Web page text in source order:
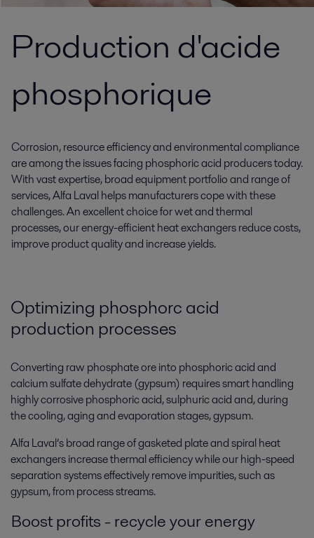
Production d'acide
phosphorique
Corrosion, resource efficiency and environmental compliance
are among the issues facing phosphoric acid producers today.
With vast expertise, broad equipment portfolio and range of
services, Alfa Laval helps manufacturers cope with these
challenges. An excellent choice for wet and thermal
processes, our energy-efficient heat exchangers reduce costs,
improve product quality and increase yields.
Optimizing phosphorc acid
production processes
Converting raw phosphate ore into phosphoric acid and
calcium sulfate dehydrate (gypsum) requires smart handling
highly corrosive phosphoric acid, sulphuric acid and, during
the cooling, aging and evaporation stages, gypsum.
Alfa Laval’s broad range of gasketed plate and spiral heat
exchangers increase thermal efficiency while our high-speed
separation systems effectively remove impurities, such as
gypsum, from process streams.
Boost profits - recycle your energy